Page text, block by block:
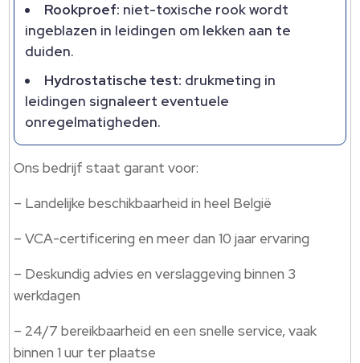
Rookproef: niet-toxische rook wordt
ingeblazen in leidingen om lekken aan te
duiden.
Hydrostatische test: drukmeting in
leidingen signaleert eventuele
onregelmatigheden.
Ons bedrijf staat garant voor:
– Landelijke beschikbaarheid in heel België
– VCA-certificering en meer dan 10 jaar ervaring
– Deskundig advies en verslaggeving binnen 3
werkdagen
– 24/7 bereikbaarheid en een snelle service, vaak
binnen 1 uur ter plaatse